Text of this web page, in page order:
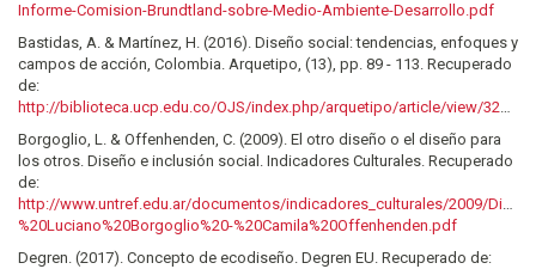
Informe-Comision-Brundtland-sobre-Medio-Ambiente-Desarrollo.pdf
Bastidas, A. & Martínez, H. (2016). Diseño social: tendencias, enfoques y
campos de acción, Colombia. Arquetipo, (13), pp. 89 - 113. Recuperado
de:
http://biblioteca.ucp.edu.co/OJS/index.php/arquetipo/article/view/3245/3486
Borgoglio, L. & Offenhenden, C. (2009). El otro diseño o el diseño para
los otros. Diseño e inclusión social. Indicadores Culturales. Recuperado
de:
http://www.untref.edu.ar/documentos/indicadores_culturales/2009/
%20Luciano%20Borgoglio%20-%20Camila%20Offenhenden.pdf
Degren. (2017). Concepto de ecodiseño. Degren EU. Recuperado de: